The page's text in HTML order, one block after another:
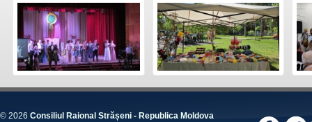
© 2026 Consiliul Raional Strășeni - Republica Moldova